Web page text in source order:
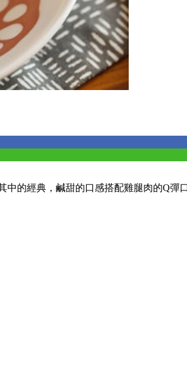
的經典，鹹甜的口感搭配雞腿肉的Q彈